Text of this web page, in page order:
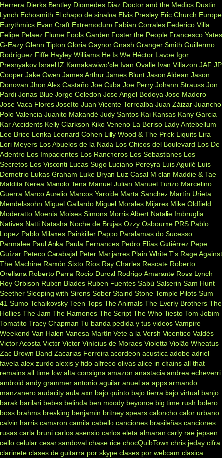
Herrera Dierks Bentley Diomedes Diaz Doctor and the Medics Dustin
Lynch Echosmith El chapo de sinaloa Elvis Presley Eric Church Europe
Eurythmics Evan Craft Extremoduro Fabian Corrales Federico Villa
Felipe Pelaez Flume Fools Garden Foster the People Francesco Yates
G-Eazy Glenn Tipton Gloria Gaynor Gnash Granger Smith Guillermo
Rodríguez Fiffe Hayley Williams He Is We Héctor Lavoe Igor
Presnyakov Israel IZ Kamakawiwo'ole Ivan Ovalle Ivan Villazon JAF JP
Cooper Jake Owen James Arthur James Blunt Jason Aldean Jason
Donovan Jhon Alex Castaño Joe Cuba Joe Perry Johann Strauss Jon
Pardi Jonas Blue Jorge Celedon Jose Angel Bedoya Jose Madero
Jose Vaca Flores Joseíto Juan Vicente Torrealba Juan Záizar Juancho
Polo Valencia Juanito Makandé Judy Santos Kai Kansas Kany Garcia
Kar Accidents Kelly Clarkson Kiko Veneno La Beriso Lady Antebellum
Lee Brice Lenka Leonard Cohen Lilly Wood & The Prick Liquits Lira
Lori Meyers Los Abuelos de la Nada Los Chicos del Boulevard Los De
Adentro Los Impacientes Los Rancheros Los Sebastianes Los
Secretos Los Visconti Lucas Sugo Luciano Pereyra Luis Aguilé Luis
Demetrio Lukas Graham Luke Bryan Luz Casal M clan Maddie & Tae
Maldita Nerea Manolo Tena Manuel Julian Manuel Turizo Marcelino
Guerra Marco Aurelio Marcos Yaroide Marta Sanchez Martín Urieta
Mendelssohn Miguel Gallardo Miguel Morales Mijares Mike Oldfield
Moderatto Moenia Moises Simons Morris Albert Natalie Imbruglia
Natives Natti Natasha Noche de Brujas Ozzy Osbourne PRS Pablo
Lopez Pablo Milanes Painkiller Pappo Paralamas do Sucesso
Parmalee Paul Anka Paula Fernandes Pedro Elías Gutiérrez Pepe
Guízar Peteco Carabajal Peter Manjarres Plain White T's Rage Against
The Machine Ramón Sixto Ríos Ray Charles Rescate Roberto
Orellana Roberto Parra Rocio Durcal Rodrigo Amarante Ross Lynch
Roy Orbison Ruben Blades Ruben Fuentes Sabú Salserin Sam Hunt
Seether Sleeping with Sirens Sober Staind Stone Temple Pilots Sum
41 Sumo Tchaikovsky Teen Tops The Animals The Everly Brothers The
Hollies The Jam The Ramones The Script The Who Tiesto Tom Jobim
Tomatito Tracy Chapman Tu banda pedida y tus videos Vampire
Weekend Van Halen Vanesa Martín Vete a la Versh Vicentico Valdés
Victor Acosta Victor Victor Vinícius de Moraes Violetta Violão Wheatus
Zac Brown Band Zacarias Ferreira acordeon acustica adobe adriel
favela alex zurdo alexis y fido alfredo olivas alice in chains all that
remains all time low alta consigna amazon anastacia andrea echeverri
android andy grammer antonio aguilar anuel aa apps armando
manzanero audacity aula axn bajo quinto bajo tierra bajo virtual banjo
barak barilari bebes belinda ben moody beyonce big time rush bolero
boss brahms breaking benjamin britney spears caloncho calor urbano
calvin harris camaron camila cabello canciones brasileñas canciones
rusas carla bruni carlos asensio carlos eleta almaran carly rae jepsen
cello celular cesar sandoval chase rice chocQuibTown chris jeday cifra
clarinete clases de guitarra por skype clases por webcam clasica